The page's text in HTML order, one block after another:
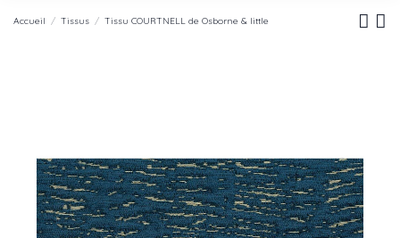
Accueil Tissus Tissu COURTNELL de Osborne & little